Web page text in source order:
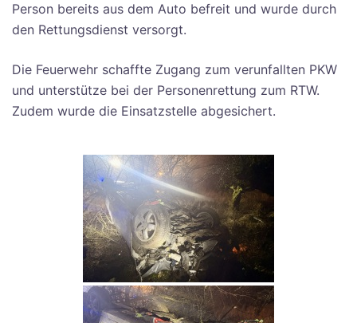
Person bereits aus dem Auto befreit und wurde durch
den Rettungsdienst versorgt.
Die Feuerwehr schaffte Zugang zum verunfallten PKW
und unterstütze bei der Personenrettung zum RTW.
Zudem wurde die Einsatzstelle abgesichert.